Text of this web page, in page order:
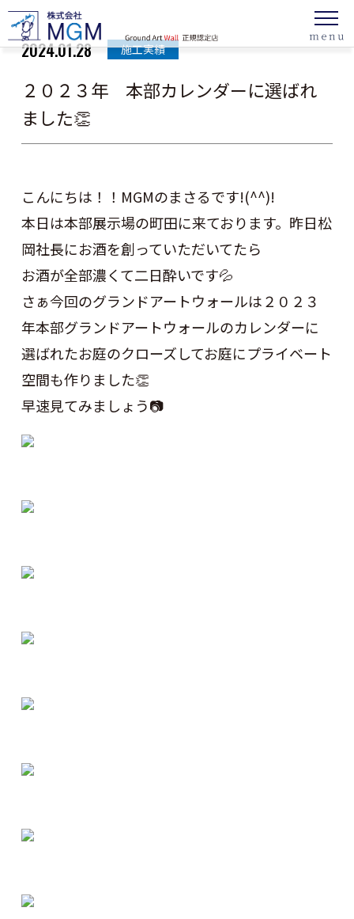
2024.01.28 施工実績
２０２３年 本部カレンダーに選ばれ
ました👏
こんにちは！！MGMのまさるです!(^^)!
本日は本部展示場の町田に来ております。昨日松
岡社長にお酒を創っていただいてたら
お酒が全部濃くて二日酔いです💦
さぁ今回のグランドアートウォールは２０２３
年本部グランドアートウォールのカレンダーに
選ばれたお庭のクローズしてお庭にプライベート
空間も作りました👏
早速見てみましょう📷